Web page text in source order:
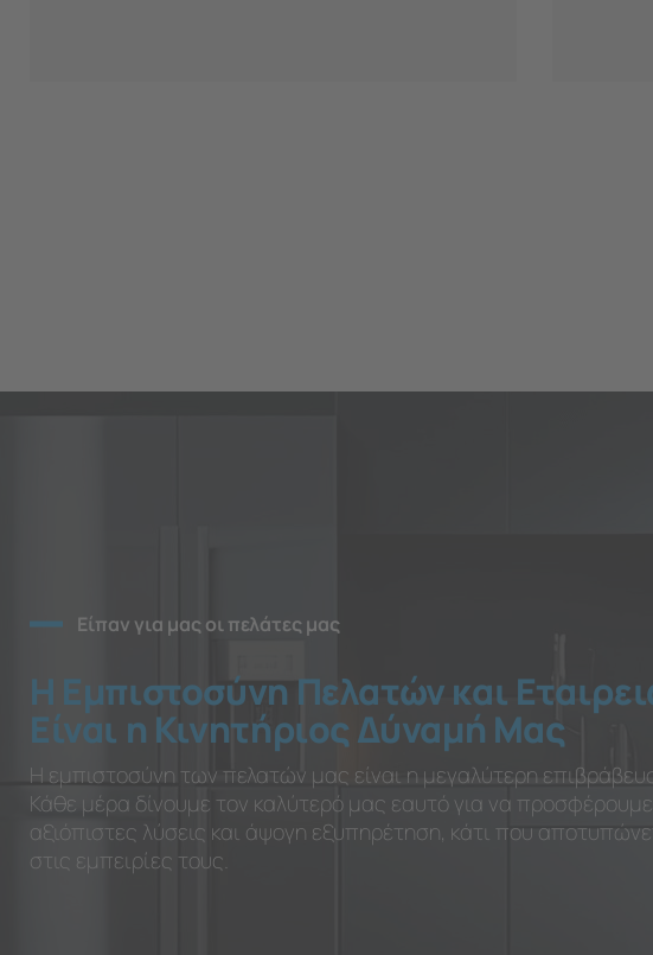
Είπαν για μας οι πελάτες μας
Η Εμπιστοσύνη Πελατών και
Είναι η Κινητήριος Δύναμή Μας
Η εμπιστοσύνη των πελατών μας είναι η μεγαλύτερη
Κάθε μέρα δίνουμε τον καλύτερό μας εαυτό για να προσφέρουμε
αξιόπιστες λύσεις και άψογη εξυπηρέτηση, κάτι που
στις εμπειρίες τους.